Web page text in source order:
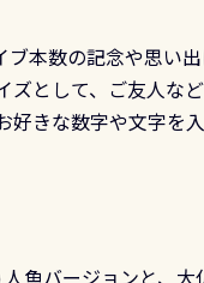
本数の記念や思い
ズとして、ご友人な
好きな数字や文字を
魚バージョンと、